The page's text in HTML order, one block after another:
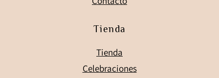
Tienda
Tienda
Celebraciones